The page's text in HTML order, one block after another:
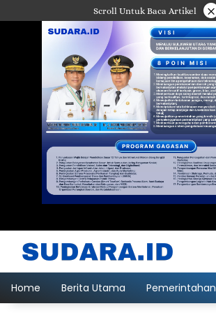
ke
Scroll Untuk Baca Artikel ×
Home Berita Utama Pemerintahan